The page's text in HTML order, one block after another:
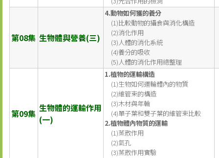
第08集 生物體與營養(三)
4.動物如何獲的養分
(1)比較動物的攝食與消化構造
(2)消化作用
(3)人體的消化系統
(4)養分的吸收
(5)人體的消化作用總整理
第09集 生物體的運輸作用
(一)
1.植物的運輸構造
(1)生物如何運輸體內的物質
(2)維管束的構造
(3)木材與年輪
(4)單子葉和雙子葉的維管束比較
2.植物體內物質的運輸
(1)蒸散作用
(2)氣孔
(3)蒸散作用實驗